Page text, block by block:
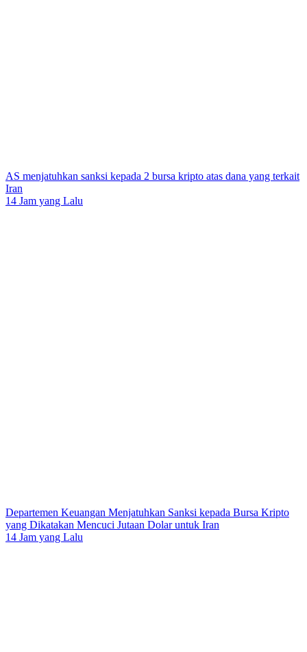
AS menjatuhkan sanksi kepada 2 bursa kripto atas dana yang terkait
Iran
14 Jam yang Lalu
Departemen Keuangan Menjatuhkan Sanksi kepada Bursa Kripto
yang Dikatakan Mencuci Jutaan Dolar untuk Iran
14 Jam yang Lalu